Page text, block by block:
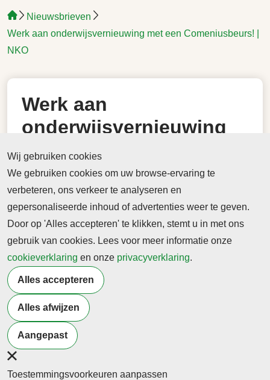
Nieuwsbrieven
Werk aan onderwijsvernieuwing met een Comeniusbeurs! |
NKO
Werk aan
onderwijsvernieuwing
met een
Comeniusbeurs! | NKO
Werk aan onderwijsvernieuwing met een
19 maart 2026
Werk aan onderwijsvernieuwing met een
Comeniusbeurs! | NKO
-> Lees hier de online versie
Terug naar nieuwsoverzicht
Wij gebruiken cookies
We gebruiken cookies om uw browse-ervaring te
verbeteren, ons verkeer te analyseren en
gepersonaliseerde inhoud of advertenties weer te geven.
Door op 'Alles accepteren' te klikken, stemt u in met ons
gebruik van cookies. Lees voor meer informatie onze
cookieverklaring en onze privacyverklaring.
Alles accepteren
Alles afwijzen
Aangepast
Toestemmingsvoorkeuren aanpassen